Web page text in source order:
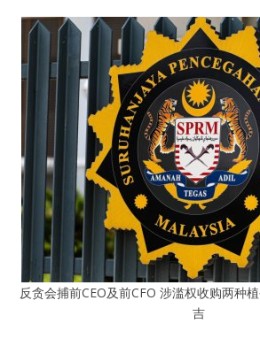
反贪会捕前CEO及前CFO 涉滥权收购两种
吉